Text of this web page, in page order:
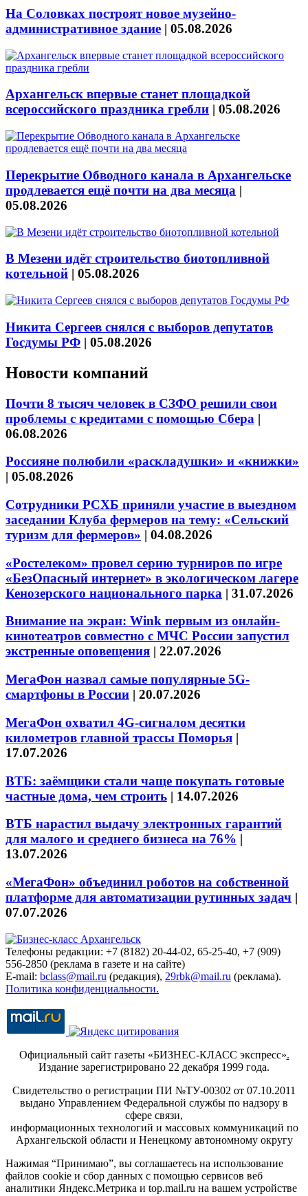
На Соловках построят новое музейно-
административное здание | 05.08.2026
Архангельск впервые станет площадкой
всероссийского праздника гребли | 05.08.2026
Перекрытие Обводного канала в Архангельске
продлевается ещё почти на два месяца |
05.08.2026
В Мезени идёт строительство биотопливной
котельной | 05.08.2026
Никита Сергеев снялся с выборов депутатов
Госдумы РФ | 05.08.2026
Новости компаний
Почти 8 тысяч человек в СЗФО решили свои
проблемы с кредитами с помощью Сбера |
06.08.2026
Россияне полюбили «раскладушки» и «книжки»
| 05.08.2026
Сотрудники РСХБ приняли участие в выездном
заседании Клуба фермеров на тему: «Сельский
туризм для фермеров» | 04.08.2026
«Ростелеком» провел серию турниров по игре
«БезОпасный интернет» в экологическом лагере
Кенозерского национального парка | 31.07.2026
Внимание на экран: Wink первым из онлайн-
кинотеатров совместно с МЧС России запустил
экстренные оповещения | 22.07.2026
МегаФон назвал самые популярные 5G-
смартфоны в России | 20.07.2026
МегаФон охватил 4G-сигналом десятки
километров главной трассы Поморья |
17.07.2026
ВТБ: заёмщики стали чаще покупать готовые
частные дома, чем строить | 14.07.2026
ВТБ нарастил выдачу электронных гарантий
для малого и среднего бизнеса на 76% |
13.07.2026
«МегаФон» объединил роботов на собственной
платформе для автоматизации рутинных задач |
07.07.2026
Телефоны редакции: +7 (8182) 20-44-02, 65-25-40, +7 (909)
556-2850 (реклама в газете и на сайте)
E-mail: bclass@mail.ru (редакция), 29rbk@mail.ru (реклама).
Политика конфиденциальности.
Официальный сайт газеты «БИЗНЕС-КЛАСС экспресс».
Издание зарегистрировано 22 декабря 1999 года.
Свидетельство о регистрации ПИ №ТУ-00302 от 07.10.2011
выдано Управлением Федеральной службы по надзору в
сфере связи,
информационных технологий и массовых коммуникаций по
Архангельской области и Ненецкому автономному округу
Нажимая “Принимаю”, вы соглашаетесь на использование
файлов cookie и сбор данных с помощью сервисов веб
аналитики Яндекс.Метрика и top.mail.ru на вашем устройстве